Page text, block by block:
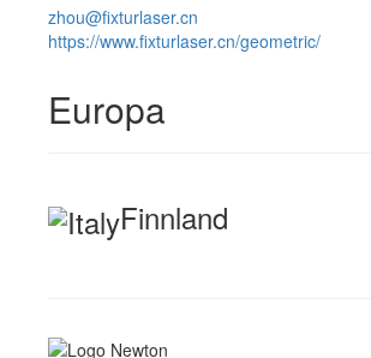
zhou@fixturlaser.cn
https://www.fixturlaser.cn/geometric/
Europa
Finnland